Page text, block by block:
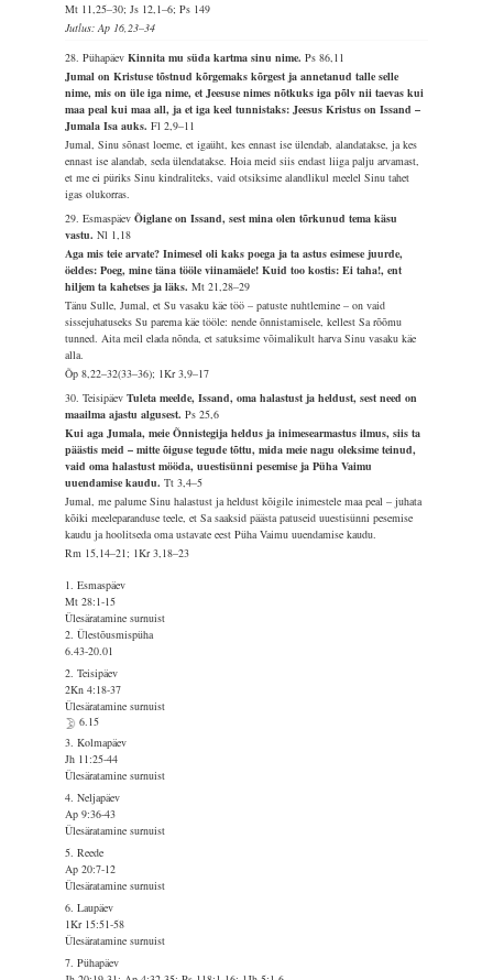
Mt 11,25–30; Js 12,1–6; Ps 149
Jutlus: Ap 16,23–34
28. PühapäevKinnita mu süda kartma sinu nime.Ps 86,11
Jumal on Kristuse tõstnud kõrgemaks kõrgest ja annetanud talle selle
nime, mis on üle iga nime, et Jeesuse nimes nõtkuks iga põlv nii taevas kui
maa peal kui maa all, ja et iga keel tunnistaks: Jeesus Kristus on Issand –
Jumala Isa auks.Fl 2,9–11
Jumal, Sinu sõnast loeme, et igaüht, kes ennast ise ülendab, alandatakse, ja kes
ennast ise alandab, seda ülendatakse. Hoia meid siis endast liiga palju arvamast,
et me ei püriks Sinu kindraliteks, vaid otsiksime alandlikul meelel Sinu tahet
igas olukorras.
29. EsmaspäevÕiglane on Issand, sest mina olen tõrkunud tema käsu
vastu.Nl 1,18
Aga mis teie arvate? Inimesel oli kaks poega ja ta astus esimese juurde,
öeldes: Poeg, mine täna tööle viinamäele! Kuid too kostis: Ei taha!, ent
hiljem ta kahetses ja läks.Mt 21,28–29
Tänu Sulle, Jumal, et Su vasaku käe töö – patuste nuhtlemine – on vaid
sissejuhatuseks Su parema käe tööle: nende õnnistamisele, kellest Sa rõõmu
tunned. Aita meil elada nõnda, et satuksime võimalikult harva Sinu vasaku käe
alla.
Õp 8,22–32(33–36); 1Kr 3,9–17
30. TeisipäevTuleta meelde, Issand, oma halastust ja heldust, sest need on
maailma ajastu algusest.Ps 25,6
Kui aga Jumala, meie Õnnistegija heldus ja inimesearmastus ilmus, siis ta
päästis meid – mitte õiguse tegude tõttu, mida meie nagu oleksime teinud,
vaid oma halastust mööda, uuestisünni pesemise ja Püha Vaimu
uuendamise kaudu.Tt 3,4–5
Jumal, me palume Sinu halastust ja heldust kõigile inimestele maa peal – juhata
kõiki meeleparanduse teele, et Sa saaksid päästa patuseid uuestisünni pesemise
kaudu ja hoolitseda oma ustavate eest Püha Vaimu uuendamise kaudu.
Rm 15,14–21; 1Kr 3,18–23
1. Esmaspäev
Mt 28:1-15
Ülesäratamine surnuist
2. Ülestõusmispüha
6.43-20.01
2. Teisipäev
2Kn 4:18-37
Ülesäratamine surnuist
6.15
3. Kolmapäev
Jh 11:25-44
Ülesäratamine surnuist
4. Neljapäev
Ap 9:36-43
Ülesäratamine surnuist
5. Reede
Ap 20:7-12
Ülesäratamine surnuist
6. Laupäev
1Kr 15:51-58
Ülesäratamine surnuist
7. Pühapäev